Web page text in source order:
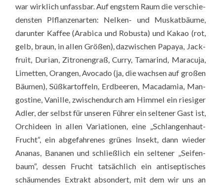
war wirk­lich unfass­bar. Auf engs­tem Raum die ver­schie­
dens­ten Plflan­zen­ar­ten: Nel­ken- und Mus­kat­bäu­me,
dar­un­ter Kaf­fee (Ara­bi­ca und Robus­ta) und Kakao (rot,
gelb, braun, in allen Grö­ßen), dazwi­schen Papa­ya, Jack­
fruit, Duri­an, Zitro­nen­graß, Cur­ry, Tama­rind, Mara­cu­ja,
Limet­ten, Oran­gen, Avo­ca­do (ja, die wach­sen auf gro­ßen
Bäu­men), Süß­kar­tof­feln, Erd­bee­ren, Maca­da­mia, Man­
gos­ti­ne, Vanil­le, zwi­schen­durch am Him­mel ein rie­si­ger
Adler, der selbst für unse­ren Füh­rer ein sel­te­ner Gast ist,
Orchi­de­en in allen Varia­tio­nen, eine „Schlan­gen­haut-
Frucht“, ein abge­fah­re­nes grü­nes Insekt, dann wie­der
Ana­nas, Bana­nen und schließ­lich ein sel­te­ner „Sei­fen­
baum“, des­sen Frucht tat­säch­lich ein anti­sep­ti­sches
schäu­men­des Extrakt abson­dert, mit dem wir uns an